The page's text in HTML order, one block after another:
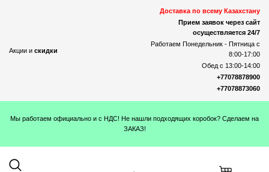
Акции и скидки
Доставка по всему Казахстану
Прием заявок через сайт
осуществляется 24/7
Работаем Понедельник - Пятница с
8:00-17:00
Обед с 13:00-14:00
+77078878900
+77078873060
Мы работаем официально и с НДС! Не нашли подходящих коробок? Сделаем на
ЗАКАЗ!